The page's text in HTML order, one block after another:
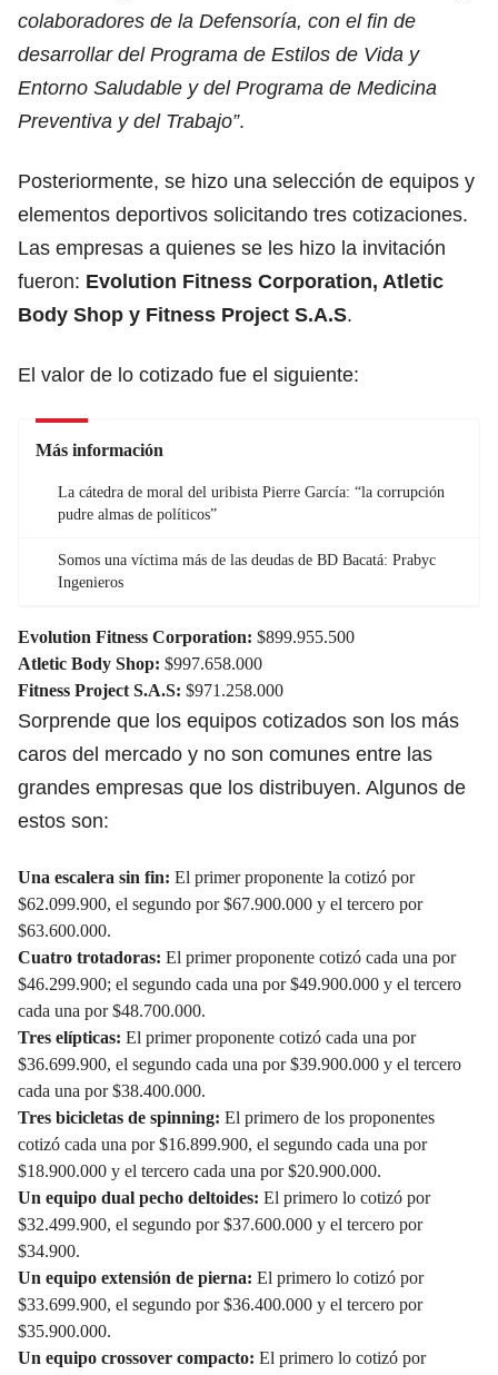
colaboradores de la Defensoría, con el fin de
desarrollar del Programa de Estilos de Vida y
Entorno Saludable y del Programa de Medicina
Preventiva y del Trabajo”.
Posteriormente, se hizo una selección de equipos y
elementos deportivos solicitando tres cotizaciones.
Las empresas a quienes se les hizo la invitación
fueron: Evolution Fitness Corporation, Atletic
Body Shop y Fitness Project S.A.S.
El valor de lo cotizado fue el siguiente:
Más información
La cátedra de moral del uribista Pierre García: “la corrupción
pudre almas de políticos”
Somos una víctima más de las deudas de BD Bacatá: Prabyc
Ingenieros
Evolution Fitness Corporation: $899.955.500
Atletic Body Shop: $997.658.000
Fitness Project S.A.S: $971.258.000
Sorprende que los equipos cotizados son los más
caros del mercado y no son comunes entre las
grandes empresas que los distribuyen. Algunos de
estos son:
Una escalera sin fin: El primer proponente la cotizó por
$62.099.900, el segundo por $67.900.000 y el tercero por
$63.600.000.
Cuatro trotadoras: El primer proponente cotizó cada una por
$46.299.900; el segundo cada una por $49.900.000 y el tercero
cada una por $48.700.000.
Tres elípticas: El primer proponente cotizó cada una por
$36.699.900, el segundo cada una por $39.900.000 y el tercero
cada una por $38.400.000.
Tres bicicletas de spinning: El primero de los proponentes
cotizó cada una por $16.899.900, el segundo cada una por
$18.900.000 y el tercero cada una por $20.900.000.
Un equipo dual pecho deltoides: El primero lo cotizó por
$32.499.900, el segundo por $37.600.000 y el tercero por
$34.900.
Un equipo extensión de pierna: El primero lo cotizó por
$33.699.900, el segundo por $36.400.000 y el tercero por
$35.900.000.
Un equipo crossover compacto: El primero lo cotizó por